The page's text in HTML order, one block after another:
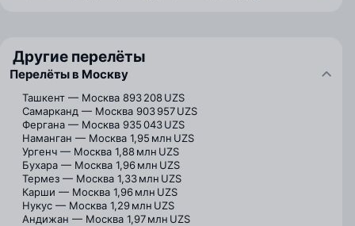
Другие перелёты
Перелёты в Москву
Ташкент — Москва 893 208 UZS
Самарканд — Москва 903 957 UZS
Фергана — Москва 935 043 UZS
Наманган — Москва 1,95 млн UZS
Ургенч — Москва 1,88 млн UZS
Бухара — Москва 1,96 млн UZS
Термез — Москва 1,33 млн UZS
Карши — Москва 1,96 млн UZS
Нукус — Москва 1,29 млн UZS
Андижан — Москва 1,97 млн UZS